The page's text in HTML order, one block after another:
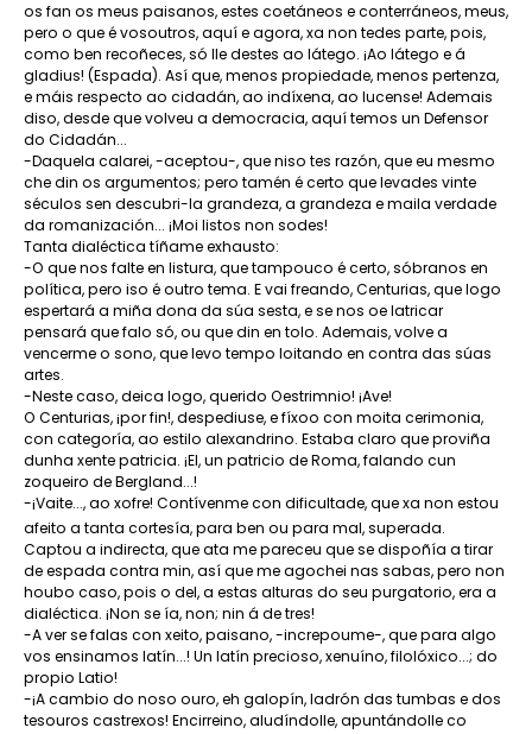
os fan os meus paisanos, estes coetáneos e conterráneos, meus,
pero o que é vosoutros, aquí e agora, xa non tedes parte, pois,
como ben recoñeces, só lle destes ao látego. ¡Ao látego e á
gladius! (Espada). Así que, menos propiedade, menos pertenza,
e máis respecto ao cidadán, ao indíxena, ao lucense! Ademais
diso, desde que volveu a democracia, aquí temos un Defensor
do Cidadán...
-Daquela calarei, -aceptou-, que niso tes razón, que eu mesmo
che din os argumentos; pero tamén é certo que levades vinte
séculos sen descubri-la grandeza, a grandeza e maila verdade
da romanización... ¡Moi listos non sodes!
Tanta dialéctica tíñame exhausto:
-O que nos falte en listura, que tampouco é certo, sóbranos en
política, pero iso é outro tema. E vai freando, Centurias, que logo
espertará a miña dona da súa sesta, e se nos oe latricar
pensará que falo só, ou que din en tolo. Ademais, volve a
vencerme o sono, que levo tempo loitando en contra das súas
artes.
-Neste caso, deica logo, querido Oestrimnio! ¡Ave!
O Centurias, ¡por fin!, despediuse, e fíxoo con moita cerimonia,
con categoría, ao estilo alexandrino. Estaba claro que proviña
dunha xente patricia. ¡El, un patricio de Roma, falando cun
zoqueiro de Bergland...!
-¡Vaite..., ao xofre! Contívenme con dificultade, que xa non estou
afeito a tanta cortesía, para ben ou para mal, superada.
Captou a indirecta, que ata me pareceu que se dispoñía a tirar
de espada contra min, así que me agochei nas sabas, pero non
houbo caso, pois o del, a estas alturas do seu purgatorio, era a
dialéctica. ¡Non se ía, non; nin á de tres!
-A ver se falas con xeito, paisano, -increpoume-, que para algo
vos ensinamos latín...! Un latín precioso, xenuíno, filolóxico...; do
propio Latio!
-¡A cambio do noso ouro, eh galopín, ladrón das tumbas e dos
tesouros castrexos! Encirreino, aludíndolle, apuntándolle co